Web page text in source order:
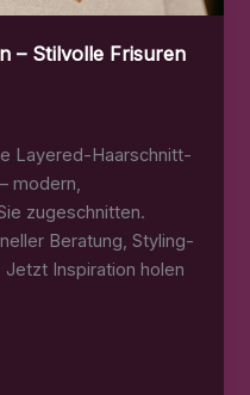
– Stilvolle Frisuren
Layered-Haarschnitt-
modern,
zugeschnitten.
Beratung, Styling-
Inspiration holen